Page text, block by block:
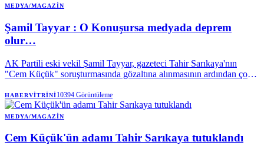
MEDYA/MAGAZIN
Şamil Tayyar : O Konuşursa medyada deprem
olur…
AK Partili eski vekil Şamil Tayyar, gazeteci Tahir Sarıkaya'nın
"Cem Küçük" soruşturmasında gözaltına alınmasının ardından çok
HABERVITRINI10394 Görüntüleme
MEDYA/MAGAZIN
Cem Küçük'ün adamı Tahir Sarıkaya tutuklandı